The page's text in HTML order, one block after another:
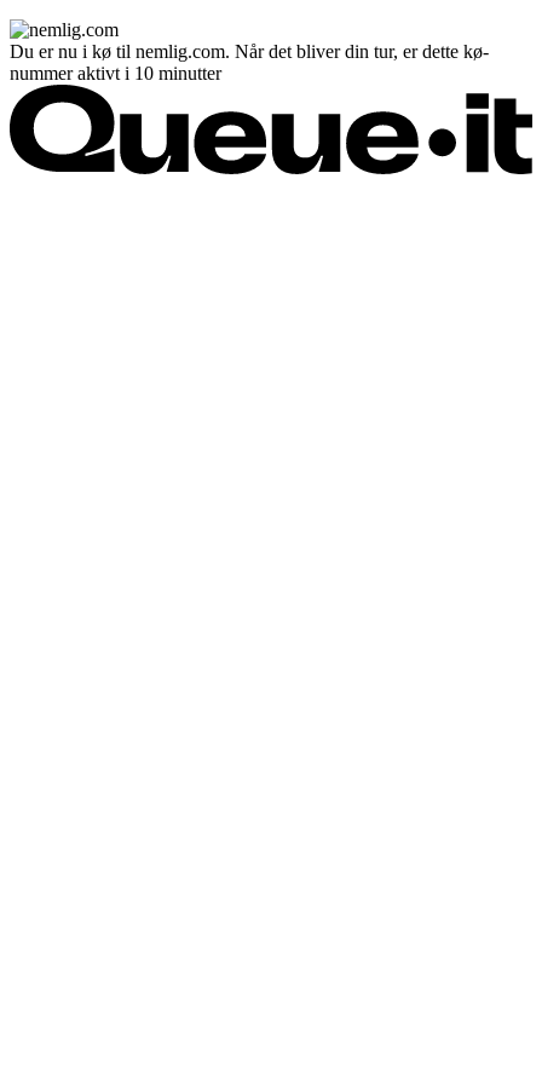
Du er nu i kø til nemlig.com. Når det bliver din tur, er dette kø-
nummer aktivt i 10 minutter